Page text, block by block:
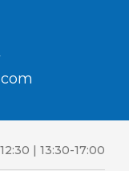
| 13:30-17:00